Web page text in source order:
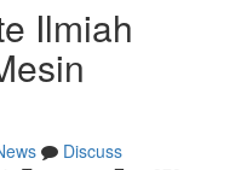
Ilmiah
Discuss